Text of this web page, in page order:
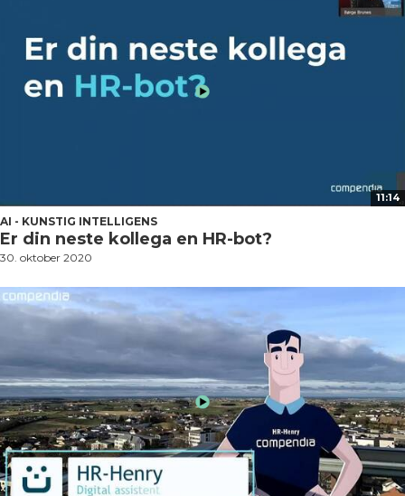
11:14
AI - KUNSTIG INTELLIGENS
Er din neste kollega en HR-bot?
30. oktober 2020